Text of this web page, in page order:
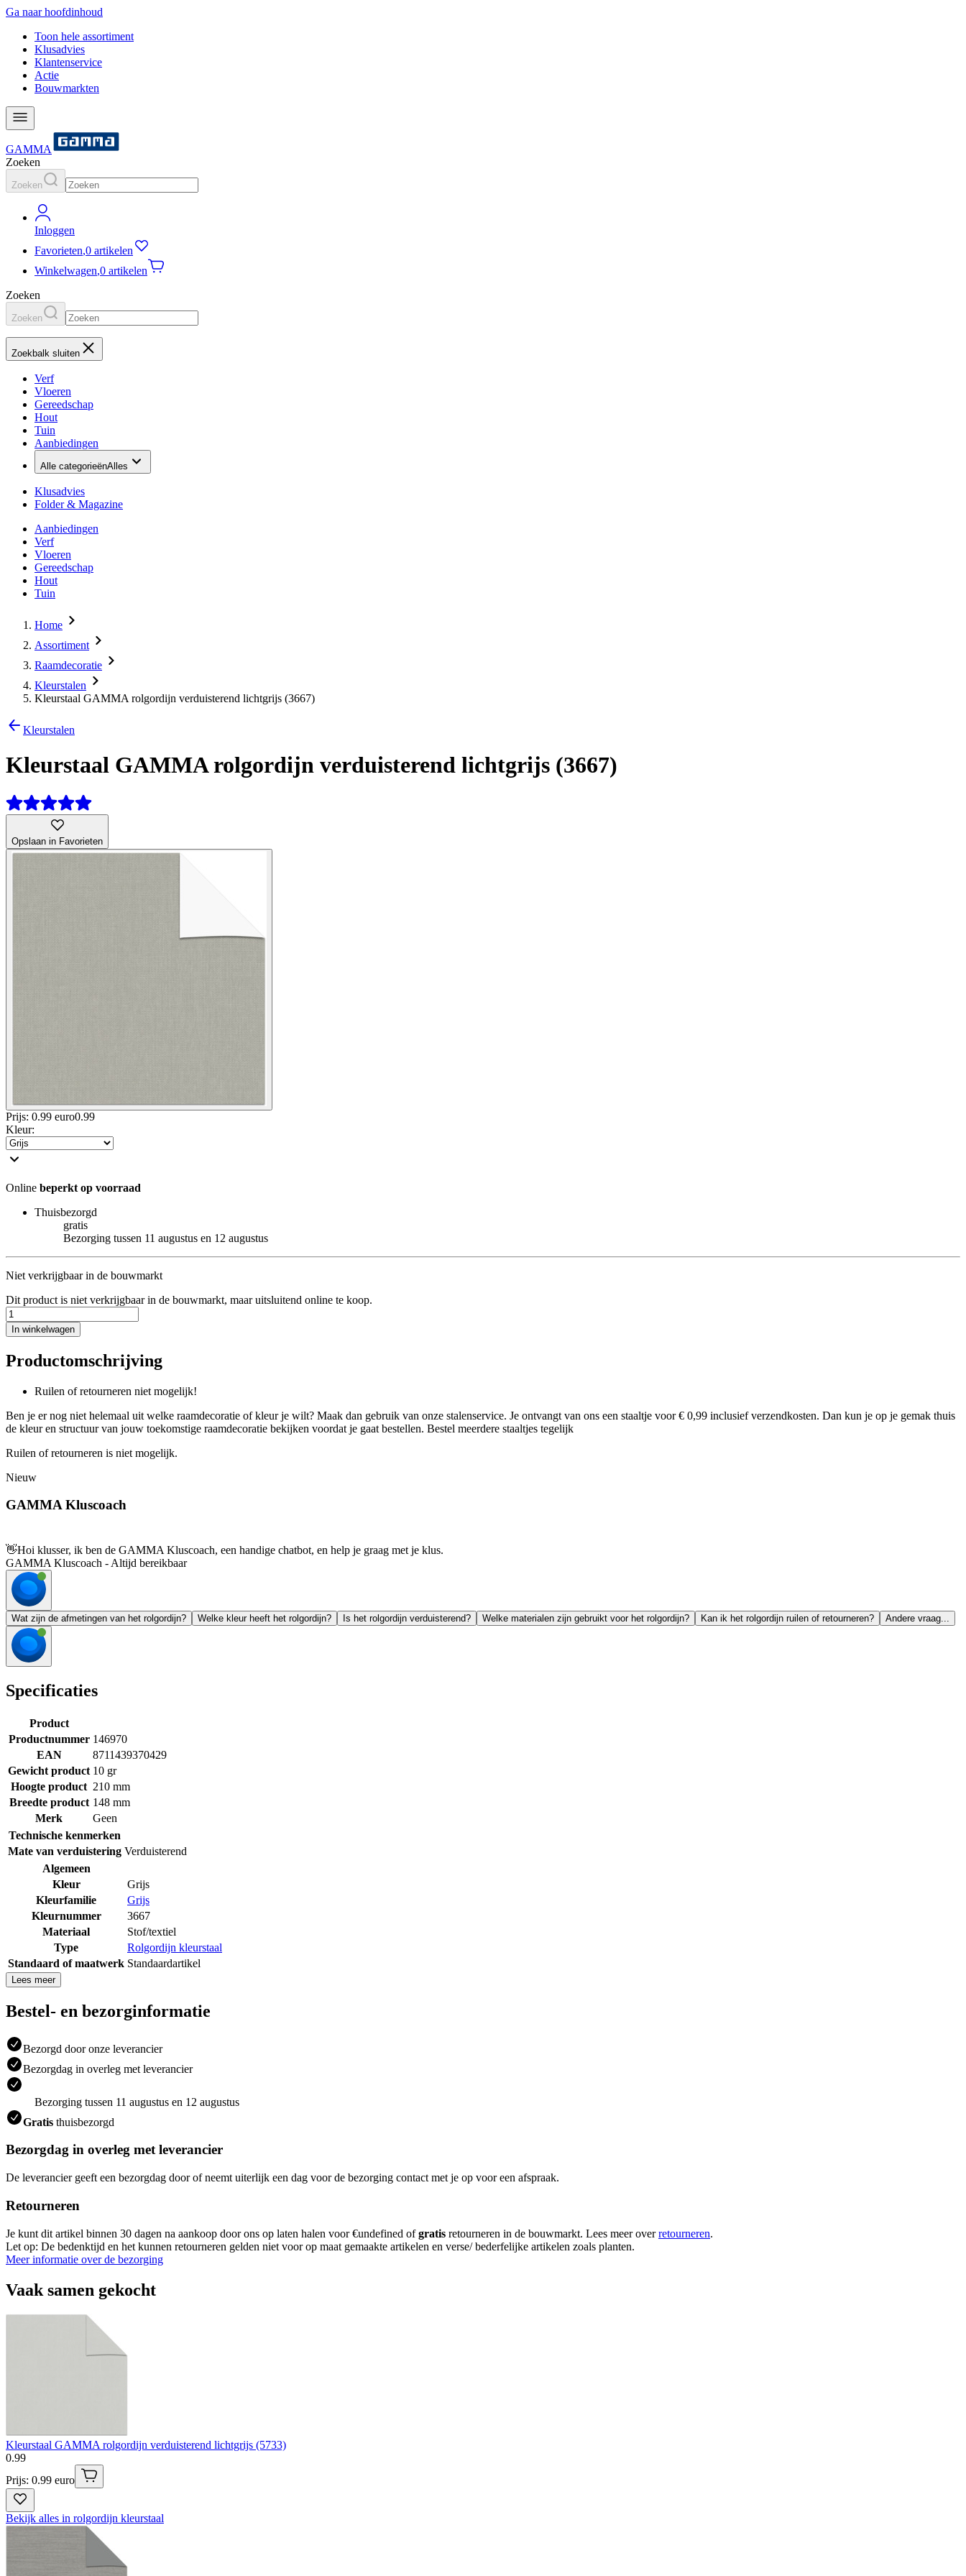
Ga naar hoofdinhoud
Toon hele assortiment
Klusadvies
Klantenservice
Actie
Bouwmarkten
GAMMA
Zoeken
Zoeken
Inloggen
Favorieten,0 artikelen
Winkelwagen,0 artikelen
Zoeken
Zoeken
Zoekbalk sluiten
Verf
Vloeren
Gereedschap
Hout
Tuin
Aanbiedingen
Alle categorieënAlles
Klusadvies
Folder & Magazine
Aanbiedingen
Verf
Vloeren
Gereedschap
Hout
Tuin
Home
Assortiment
Raamdecoratie
Kleurstalen
Kleurstaal GAMMA rolgordijn verduisterend lichtgrijs (3667)
Kleurstalen
Kleurstaal GAMMA rolgordijn verduisterend lichtgrijs (3667)
Opslaan in Favorieten
Prijs: 0.99 euro0.99
Kleur:
Online beperkt op voorraad
Thuisbezorgd
gratis
Bezorging tussen 11 augustus en 12 augustus
Niet verkrijgbaar in de bouwmarkt
Dit product is niet verkrijgbaar in de bouwmarkt, maar uitsluitend online te koop.
In winkelwagen
Productomschrijving
Ruilen of retourneren niet mogelijk!
Ben je er nog niet helemaal uit welke raamdecoratie of kleur je wilt? Maak dan gebruik van onze stalenservice. Je ontvangt van ons een staaltje voor € 0,99 inclusief verzendkosten. Dan kun je op je gemak thuis
de kleur en structuur van jouw toekomstige raamdecoratie bekijken voordat je gaat bestellen. Bestel meerdere staaltjes tegelijk
Ruilen of retourneren is niet mogelijk.
Nieuw
GAMMA Kluscoach
👋Hoi klusser, ik ben de GAMMA Kluscoach, een handige chatbot, en help je graag met je klus.
GAMMA Kluscoach - Altijd bereikbaar
Wat zijn de afmetingen van het rolgordijn? Welke kleur heeft het rolgordijn? Is het rolgordijn verduisterend? Welke materialen zijn gebruikt voor het rolgordijn? Kan ik het rolgordijn ruilen of retourneren? Andere vraag...
Specificaties
Product
Productnummer 146970
EAN
8711439370429
Gewicht product 10 gr
Hoogte product 210 mm
Breedte product 148 mm
Merk
Geen
Technische kenmerken
Mate van verduistering Verduisterend
Algemeen
Kleur
Grijs
Kleurfamilie
Grijs
Kleurnummer
3667
Materiaal
Stof/textiel
Type
Rolgordijn kleurstaal
Standaard of maatwerk Standaardartikel
Lees meer
Bestel- en bezorginformatie
Bezorgd door onze leverancier
Bezorgdag in overleg met leverancier
Bezorging tussen 11 augustus en 12 augustus
Gratis thuisbezorgd
Bezorgdag in overleg met leverancier
De leverancier geeft een bezorgdag door of neemt uiterlijk een dag voor de bezorging contact met je op voor een afspraak.
Retourneren
Je kunt dit artikel binnen 30 dagen na aankoop door ons op laten halen voor €undefined ofgratis retourneren in de bouwmarkt. Lees meer overretourneren.
Let op: De bedenktijd en het kunnen retourneren gelden niet voor op maat gemaakte artikelen en verse/ bederfelijke artikelen zoals planten.
Meer informatie over de bezorging
Vaak samen gekocht
Kleurstaal GAMMA rolgordijn verduisterend lichtgrijs (5733)
0.99
Prijs: 0.99 euro
Bekijk alles in rolgordijn kleurstaal